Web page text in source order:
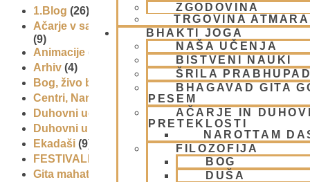
ZGODOVINA
TRGOVINA
BHAKTI JOGA
NAŠA UČENJA
BISTVENI NAUKI
ŠRILA
BHAGAVAD GITA
PESEM
AČARJE IN
PRETEKLOSTI
NAROTTAM
FILOZOFIJA
BOG
DUŠA
1.Blog (26)
Ačarje v sampradaji – duhovni učitelji iz preteklosti
(9)
Animacije (1)
Arhiv (4)
Bog, živo bitje in narava(17)
Centri, Nama hatte in sange po Sloveniji
Duhovni učitelj – Šrila Prabhupada (9)
Duhovni umik
Ekadaši (9)
FESTIVALI
Gita mahatmja